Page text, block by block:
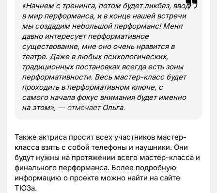
«Начнем с тренинга, потом будет ликбез, ввод
в мир перформанса, и в конце нашей встречи
мы создадим небольшой перформанс! Меня
давно интересует перформативное
существование, мне оно очень нравится в
театре. Даже в любых психологических,
традиционных постановках всегда есть зоны
перформативности. Весь мастер-класс будет
проходить в перформативном ключе, с
самого начала фокус внимания будет именно
на этом», — отмечает Ольга.
Также актриса просит всех участников мастер-
класса взять с собой телефоны и наушники. Они
будут нужны на протяжении всего мастер-класса и
финального перформанса. Более подробную
информацию о проекте можно найти на сайте
ТЮЗа.